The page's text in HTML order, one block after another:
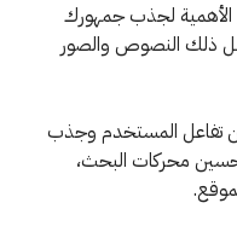
الأهمية لجذب جمهورك
ذلك النصوص والصور
تفاعل المستخدم وجذب
محركات البحث،